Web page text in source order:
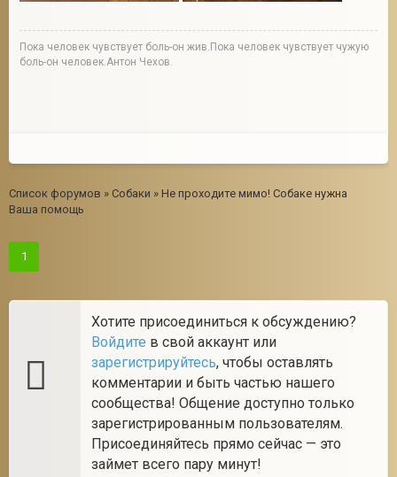
Пока человек чувствует боль-он жив.Пока человек чувствует чужую
боль-он человек.Антон Чехов.
Список форумов » Собаки » Не проходите мимо! Собаке нужна
Ваша помощь
1
Хотите присоединиться к обсуждению?
Войдите в свой аккаунт или
зарегистрируйтесь, чтобы оставлять
комментарии и быть частью нашего
сообщества! Общение доступно только
зарегистрированным пользователям.
Присоединяйтесь прямо сейчас — это
займет всего пару минут!